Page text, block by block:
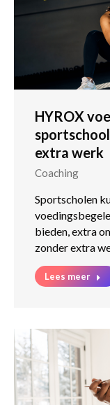
HYROX
extra werk
Coaching
Sportscholen
bieden, extra
zonder extra
Lees meer